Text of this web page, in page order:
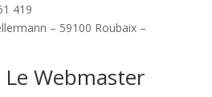
419
– 59100 Roubaix –
Le Webmaster